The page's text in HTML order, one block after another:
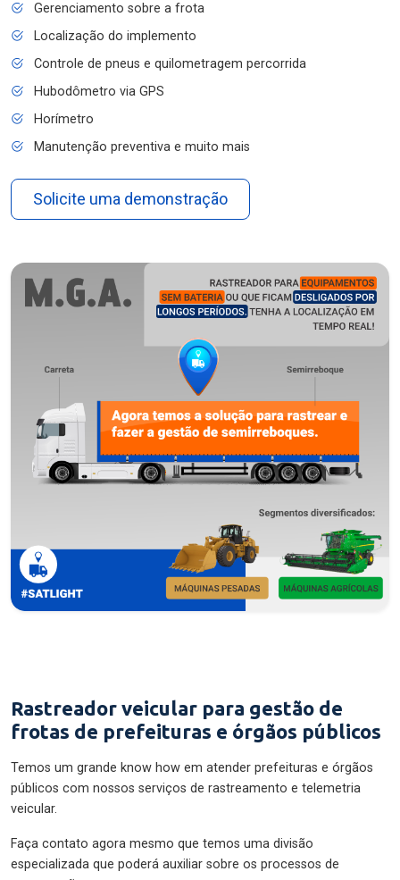
Gerenciamento sobre a frota
Localização do implemento
Controle de pneus e quilometragem percorrida
Hubodômetro via GPS
Horímetro
Manutenção preventiva e muito mais
Solicite uma demonstração
Rastreador veicular para gestão de
frotas de prefeituras e órgãos públicos
Temos um grande know how em atender prefeituras e órgãos
públicos com nossos serviços de rastreamento e telemetria
veicular.
Faça contato agora mesmo que temos uma divisão
especializada que poderá auxiliar sobre os processos de